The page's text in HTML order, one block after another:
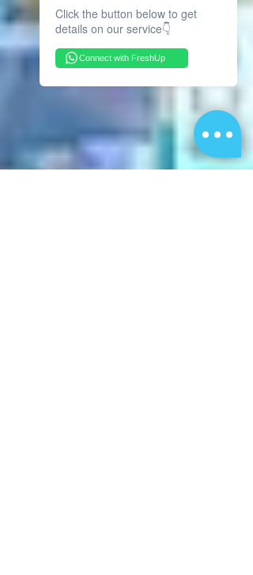
Click the button below to get
details on our service👇
Connect with FreshUp